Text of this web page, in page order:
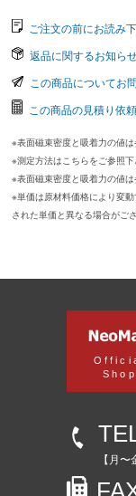
ご注文の前にお読み
返品に関するお知ら
この商品についてお
この商品の見積り依頼
※表面磁束密度と吸着力の値は
※測定方法はこちらをご参照下
※表面磁束密度と吸着力の値は
※単価は原材料価格により変
された単価と異なる場合がご
Shop
【月